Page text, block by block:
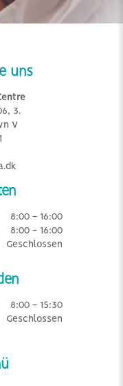
uns
3.
V
8:00 - 16:00
8:00 - 16:00
Geschlossen
8:00 - 15:30
Geschlossen